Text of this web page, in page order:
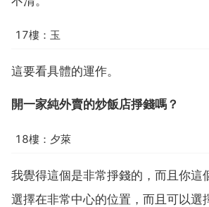
17樓：玉
這要看具體的運作。
開一家純外賣的炒飯店掙錢嗎？
18樓：夕萊
我覺得這個是非常掙錢的，而且你這
選擇在非常中心的位置，而且可以選